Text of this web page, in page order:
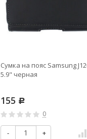
Сумка на пояс Samsung
5.9" черная
155 Р
0
- +